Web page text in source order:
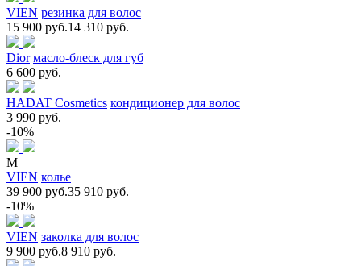
VIEN резинка для волос
15 900 руб.14 310 руб.
Dior масло-блеск для губ
6 600 руб.
HADAT Cosmetics кондиционер для волос
3 990 руб.
-10%
M
VIEN колье
39 900 руб.35 910 руб.
-10%
VIEN заколка для волос
9 900 руб.8 910 руб.